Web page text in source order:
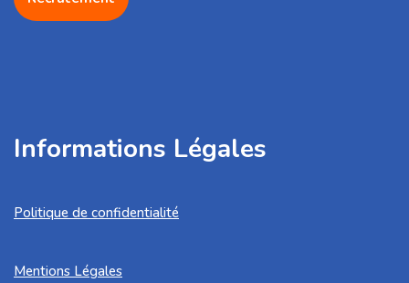
Informations Légales
Politique de confidentialité
Mentions Légales